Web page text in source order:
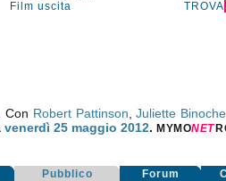
Film uscita TROVA
. Con Robert Pattinson ,Juliette Binoche
venerdì 25 maggio 2012.MYMONET
Pubblico Forum